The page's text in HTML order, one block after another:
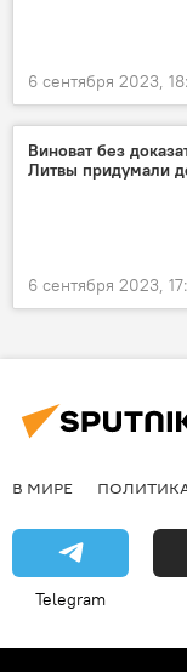
6 сентября 2023,
Виноват без
Литвы придумали
6 сентября 2023,
В МИРЕ
Telegram